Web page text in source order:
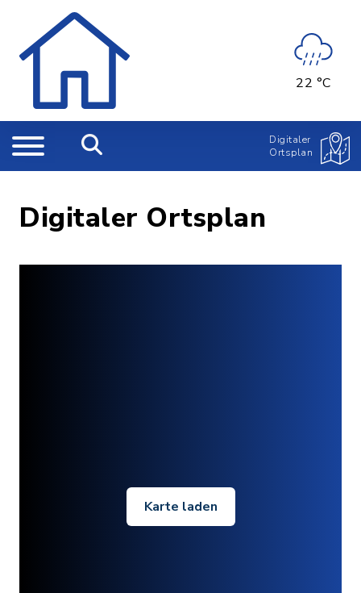
22 °C
Digitaler
Ortsplan
Digitaler Ortsplan
Karte laden